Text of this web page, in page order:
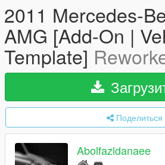
2011 Mercedes-
AMG [Add-On |
Template]
Поделиться
Abolfazldanaee